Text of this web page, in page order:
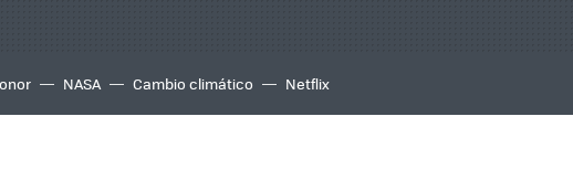
NASA Cambio climático Netflix